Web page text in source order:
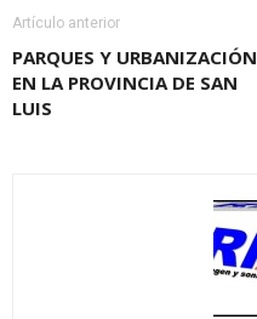
Artículo anterior
PARQUES Y URBANIZACIÓN
EN LA PROVINCIA DE SAN
LUIS